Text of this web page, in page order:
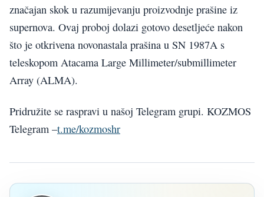
značajan skok u razumijevanju proizvodnje prašine iz
supernova. Ovaj proboj dolazi gotovo desetljeće nakon
što je otkrivena novonastala prašina u SN 1987A s
teleskopom Atacama Large Millimeter/submillimeter
Array (ALMA).
Pridružite se raspravi u našoj Telegram grupi. KOZMOS
Telegram –t.me/kozmoshr